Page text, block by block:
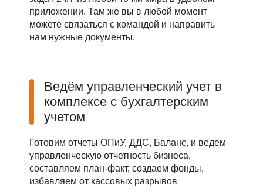
приложении. Там же вы в любой момент
можете связаться с командой и направить
нам нужные документы.
Ведём управленческий учет в
комплексе с бухгалтерским
учетом
Готовим отчеты ОПиУ, ДДС, Баланс, и ведем
управленческую отчетность бизнеса,
составляем план-факт, создаем фонды,
избавляем от кассовых разрывов